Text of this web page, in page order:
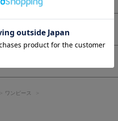
らも、見た目以上に軽く、ふく
、着用サイズ：Mサイズ
着用サイズ：モデルサイズ
ワンピース